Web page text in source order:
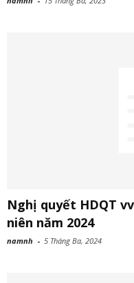
Nghị quyết HDQT
niên năm 2024
namnh - 5 Tháng Ba, 2024